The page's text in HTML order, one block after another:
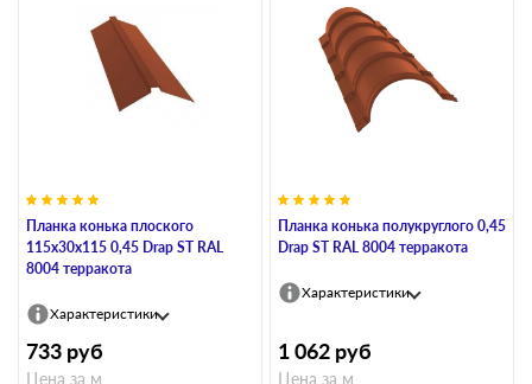
Планка конька плоского
115х30х115 0,45 Drap ST RAL
8004 терракота
Характеристики
733 руб
Цена за м
Планка конька полукруглого 0,45
Drap ST RAL 8004 терракота
Характеристики
1 062 руб
Цена за м